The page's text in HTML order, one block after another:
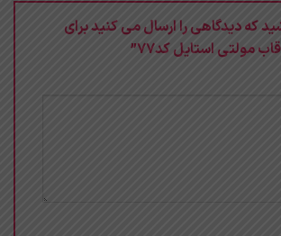
که دیدگاهی را ارسال می کنید برای
مولتی استایل کد77”